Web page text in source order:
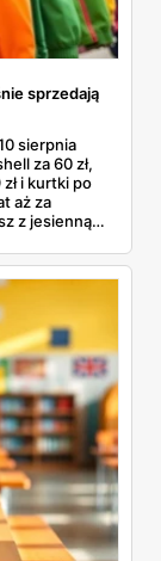
sprzedają
sierpnia
za 60 zł,
i kurtki po
aż za
z jesienną
i czy jest